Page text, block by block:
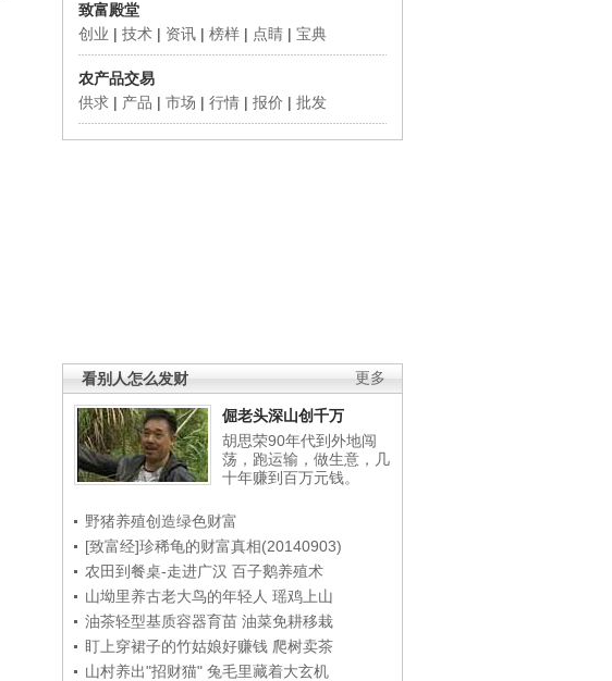
致富殿堂
创业 | 技术 | 资讯 | 榜样 | 点睛 | 宝典
农产品交易
供求 | 产品 | 市场 | 行情 | 报价 | 批发
更多
看别人怎么发财
倔老头深山创千万
胡思荣90年代到外地闯
荡，跑运输，做生意，几
十年赚到百万元钱。
野猪养殖创造绿色财富
[致富经]珍稀龟的财富真相(20140903)
农田到餐桌-走进广汉 百子鹅养殖术
山坳里养古老大鸟的年轻人 瑶鸡上山
油茶轻型基质容器育苗 油菜免耕移栽
盯上穿裙子的竹姑娘好赚钱 爬树卖茶
山村养出"招财猫" 兔毛里藏着大玄机